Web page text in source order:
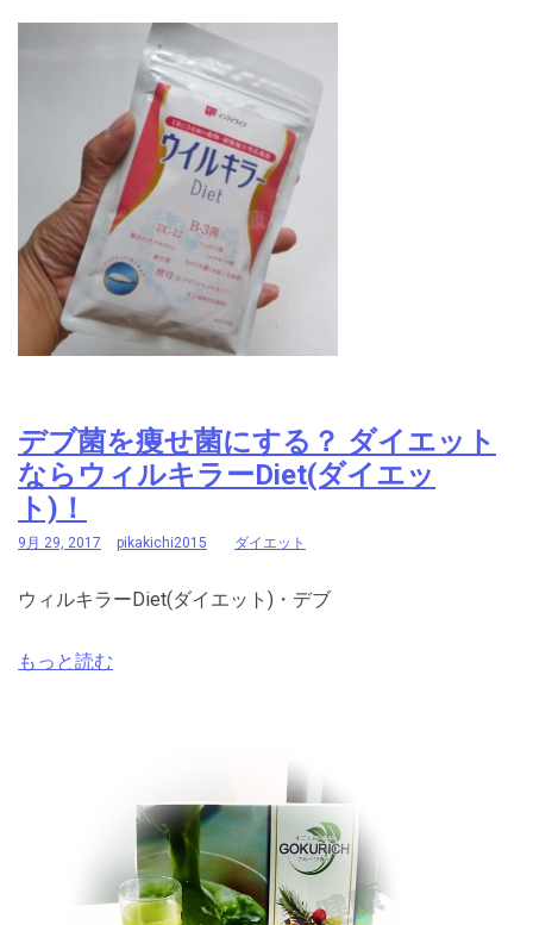
デブ菌を痩せ菌にする？ ダイエット
ならウィルキラーDiet(ダイエッ
ト)！
9月 29, 2017 pikakichi2015 ダイエット
ウィルキラーDiet(ダイエット)・デブ
もっと読む